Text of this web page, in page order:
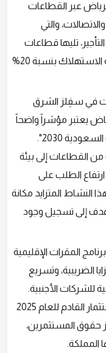
عبر القطاعات
والتي
من نشاط التأجير، تليها قطاعات
الاستشارات والسلع الاستهلاكية سريعة الاستهلاك بنسبة 20%
في سفِلز الشرق
يعتبر مؤشراً واضحاً
على الدور المحوري للمدينة في تعزيز "رؤية السعودية 2030".
القطاعات إلى بيئة
الطلب على
النشاط المتزايد مكانة
تهدف إلى تسجيل وجود
المقرات الإقليمية
الضريبية، وتسريع
للشركات الأجنبية.
ومن المتوقع أن يخفف تحديث نظام الاستثمار القادم للعام 2025
حقوق المستثمرين،
المملكة.